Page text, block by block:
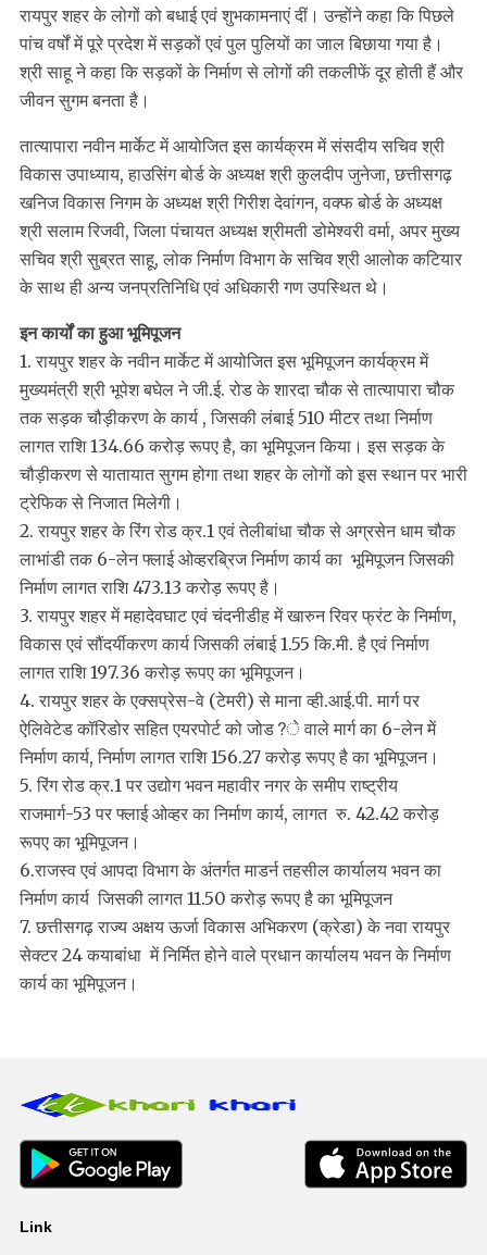
रायपुर शहर के लोगों को बधाई एवं शुभकामनाएं दीं। उन्होंने कहा कि पिछले
पांच वर्षों में पूरे प्रदेश में सड़कों एवं पुल पुलियों का जाल बिछाया गया है।
श्री साहू ने कहा कि सड़कों के निर्माण से लोगों की तकलीफें दूर होती हैं और
जीवन सुगम बनता है।
तात्यापारा नवीन मार्केट में आयोजित इस कार्यक्रम में संसदीय सचिव श्री
विकास उपाध्याय, हाउसिंग बोर्ड के अध्यक्ष श्री कुलदीप जुनेजा, छत्तीसगढ़
खनिज विकास निगम के अध्यक्ष श्री गिरीश देवांगन, वक्फ बोर्ड के अध्यक्ष
श्री सलाम रिजवी, जिला पंचायत अध्यक्ष श्रीमती डोमेश्वरी वर्मा, अपर मुख्य
सचिव श्री सुब्रत साहू, लोक निर्माण विभाग के सचिव श्री आलोक कटियार
के साथ ही अन्य जनप्रतिनिधि एवं अधिकारी गण उपस्थित थे।
इन कार्यों का हुआ भूमिपूजन
1. रायपुर शहर के नवीन मार्केट में आयोजित इस भूमिपूजन कार्यक्रम में
मुख्यमंत्री श्री भूपेश बघेल ने जी.ई. रोड के शारदा चौक से तात्यापारा चौक
तक सड़क चौड़ीकरण के कार्य , जिसकी लंबाई 510 मीटर तथा निर्माण
लागत राशि 134.66 करोड़ रूपए है, का भूमिपूजन किया। इस सड़क के
चौड़ीकरण से यातायात सुगम होगा तथा शहर के लोगों को इस स्थान पर भारी
ट्रेफिक से निजात मिलेगी।
2. रायपुर शहर के रिंग रोड क्र.1 एवं तेलीबांधा चौक से अग्रसेन धाम चौक
लाभांडी तक 6-लेन फ्लाई ओव्हरब्रिज निर्माण कार्य का भूमिपूजन जिसकी
निर्माण लागत राशि 473.13 करोड़ रूपए है।
3. रायपुर शहर में महादेवघाट एवं चंदनीडीह में खारुन रिवर फ्रंट के निर्माण,
विकास एवं सौंदर्यीकरण कार्य जिसकी लंबाई 1.55 कि.मी. है एवं निर्माण
लागत राशि 197.36 करोड़ रूपए का भूमिपूजन।
4. रायपुर शहर के एक्सप्रेस-वे (टेमरी) से माना व्ही.आई.पी. मार्ग पर
ऐलिवेटेड कॉरिडोर सहित एयरपोर्ट को जोड?े वाले मार्ग का 6-लेन में
निर्माण कार्य, निर्माण लागत राशि 156.27 करोड़ रूपए है का भूमिपूजन।
5. रिंग रोड क्र.1 पर उद्योग भवन महावीर नगर के समीप राष्ट्रीय
राजमार्ग-53 पर फ्लाई ओव्हर का निर्माण कार्य, लागत रु. 42.42 करोड़
रूपए का भूमिपूजन।
6.राजस्व एवं आपदा विभाग के अंतर्गत माडर्न तहसील कार्यालय भवन का
निर्माण कार्य जिसकी लागत 11.50 करोड़ रूपए है का भूमिपूजन
7. छत्तीसगढ़ राज्य अक्षय ऊर्जा विकास अभिकरण (क्रेडा) के नवा रायपुर
सेक्टर 24 कयाबांधा में निर्मित होने वाले प्रधान कार्यालय भवन के निर्माण
कार्य का भूमिपूजन।
Link